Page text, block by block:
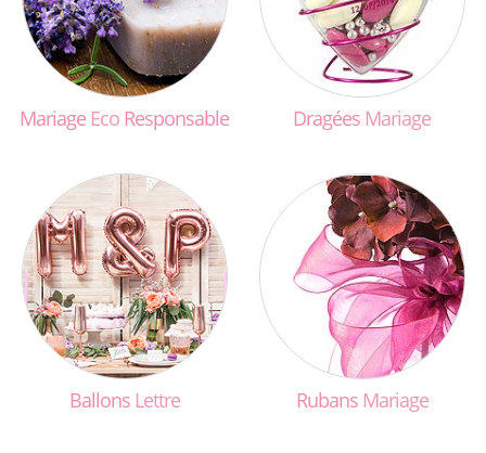
Mariage Eco Responsable Dragées Mariage
Ballons Lettre Rubans Mariage